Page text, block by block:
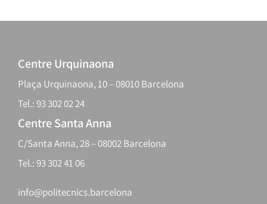
Centre Urquinaona
Plaça Urquinaona, 10 – 08010 Barcelona
Tel.: 93 302 02 24
Centre Santa Anna
C/Santa Anna, 28 – 08002 Barcelona
Tel.: 93 302 41 06
info@politecnics.barcelona